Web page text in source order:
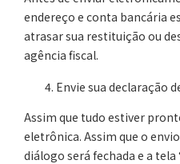
endereço e conta bancária
atrasar sua restituição ou
agência fiscal.
Envie sua declaração
Assim que tudo estiver
eletrônica. Assim que o
diálogo será fechada e a